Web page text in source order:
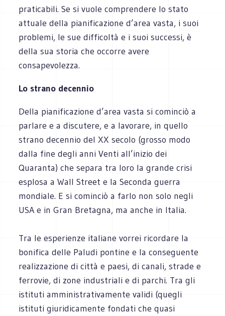
praticabili. Se si vuole comprendere lo stato
attuale della pianificazione d’area vasta, i suoi
problemi, le sue difficoltà e i suoi successi, è
della sua storia che occorre avere
consapevolezza.
Lo strano decennio
Della pianificazione d’area vasta si cominciò a
parlare e a discutere, e a lavorare, in quello
strano decennio del XX secolo (grosso modo
dalla fine degli anni Venti all’inizio dei
Quaranta) che separa tra loro la grande crisi
esplosa a Wall Street e la Seconda guerra
mondiale. E si cominciò a farlo non solo negli
USA e in Gran Bretagna, ma anche in Italia.
Tra le esperienze italiane vorrei ricordare la
bonifica delle Paludi pontine e la conseguente
realizzazione di città e paesi, di canali, strade e
ferrovie, di zone industriali e di parchi. Tra gli
istituti amministrativamente validi (quegli
istituti giuridicamente fondati che quasi